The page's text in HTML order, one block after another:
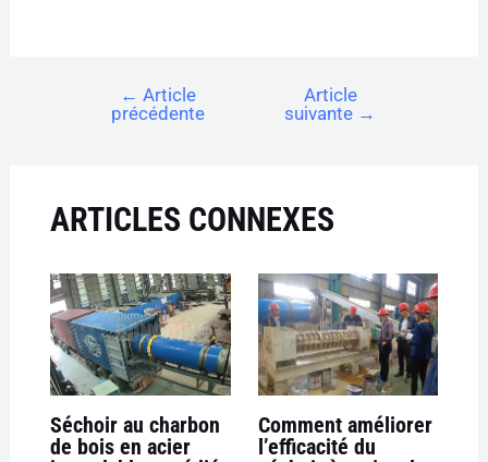
← Article
précédente
Article
suivante →
ARTICLES CONNEXES
Séchoir au charbon
de bois en acier
Comment améliorer
l’efficacité du